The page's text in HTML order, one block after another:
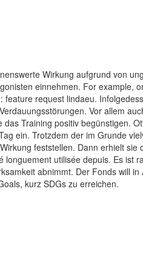
Wirkung aufgrund von
einnehmen. For example,
request lindaeu.
Vor allem
Training positiv begünstigen.
ein. Trotzdem der im Grunde
feststellen. Dann erhielt sie
utilisée depuis. Es ist
abnimmt. Der Fonds will in
kurz SDGs zu erreichen.